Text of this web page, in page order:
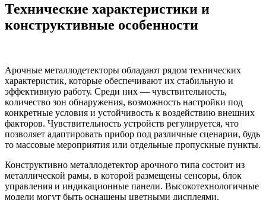
Технические характеристики и
конструктивные особенности
Арочные металлодетекторы обладают рядом технических
характеристик, которые обеспечивают их стабильную и
эффективную работу. Среди них — чувствительность,
количество зон обнаружения, возможность настройки под
конкретные условия и устойчивость к воздействию внешних
факторов. Чувствительность устройств регулируется, что
позволяет адаптировать прибор под различные сценарии, будь
то массовые мероприятия или отдельные пропускные пункты.
Конструктивно металлодетектор арочного типа состоит из
металлической рамы, в которой размещены сенсоры, блок
управления и индикационные панели. Высокотехнологичные
модели могут быть оснащены цветными дисплеями,